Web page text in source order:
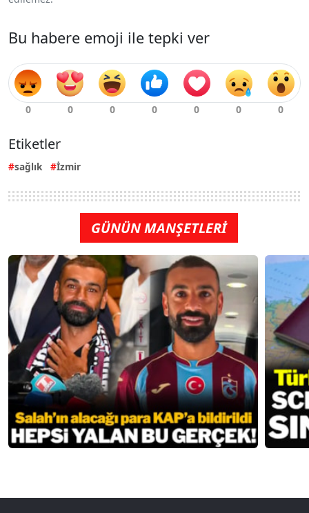
Bu habere emoji ile tepki ver
Etiketler
sağlık İzmir
GÜNÜN MANŞETLERİ